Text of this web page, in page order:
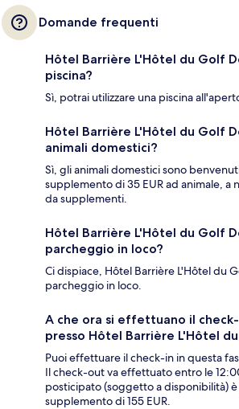
Domande frequenti
Hôtel Barrière L'Hôtel du Golf
piscina?
Sì, potrai utilizzare una piscina
Hôtel Barrière L'Hôtel du Golf
animali domestici?
Sì, gli animali domestici sono
supplemento di 35 EUR ad animale, a
da supplementi.
Hôtel Barrière L'Hôtel du Golf
parcheggio in loco?
Ci dispiace, Hôtel Barrière L'Hôtel du
parcheggio in loco.
A che ora si effettuano il
presso Hôtel Barrière L'Hôtel
Puoi effettuare il check-in in questa
Il check-out va effettuato entro le
posticipato (soggetto a disponibilità)
supplemento di 155 EUR.